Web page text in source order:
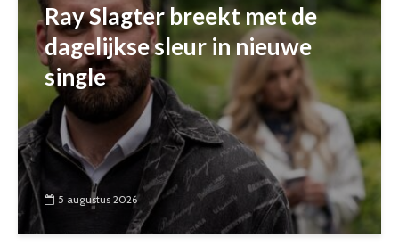
Ray Slagter breekt met de
dagelijkse sleur in nieuwe
single
5 augustus 2026